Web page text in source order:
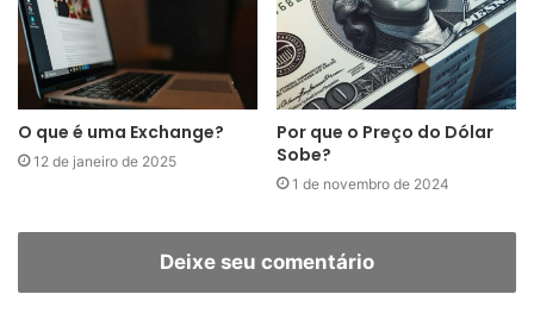
O que é uma Exchange?
12 de janeiro de 2025
Por que o Preço do Dólar
Sobe?
1 de novembro de 2024
Deixe seu comentário